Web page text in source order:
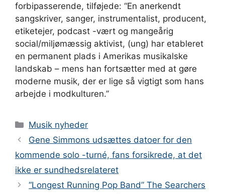
forbipasserende, tilføjede: “En anerkendt
sangskriver, sanger, instrumentalist, producent,
etiketejer, podcast -vært og mangeårig
social/miljømæssig aktivist, (ung) har etableret
en permanent plads i Amerikas musikalske
landskab – mens han fortsætter med at gøre
moderne musik, der er lige så vigtigt som hans
arbejde i modkulturen.”
Kategorier
Musik nyheder
Gene Simmons udsættes datoer for den
kommende solo -turné, fans forsikrede, at det
ikke er sundhedsrelateret
“Longest Running Pop Band” The Searchers